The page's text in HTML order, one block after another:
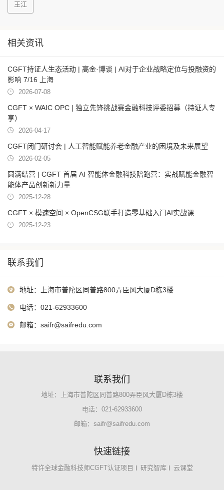
王江
相关资讯
CGFT持证人生态活动 | 高金·博谈 | AI对于企业战略定位与投融资的
影响 7/16 上海
2026-07-08
CGFT × WAIC OPC | 独立先锋挑战赛金融科技评委招募（持证人专
享）
2026-04-17
CGFT闭门研讨会 | 人工智能赋能养老金融产业的困境及未来展望
2026-02-05
圆满结营 | CGFT 首届 AI 智能体金融科技陪跑营：实战赋能金融智
能体产品创新新力量
2025-12-28
CGFT × 模速空间 × OpenCSG联手打造零基础入门AI实战课
2025-12-23
联系我们
地址：上海市普陀区同普路800弄臣风大厦D栋3楼
电话：021-62933600
邮箱： saifr@saifredu.com
联系我们
地址：上海市普陀区同普路800弄臣风大厦D栋3楼
电话：021-62933600
邮箱： saifr@saifredu.com
快速链接
特许全球金融科技师CGFT认证项目 研究智库 云课堂